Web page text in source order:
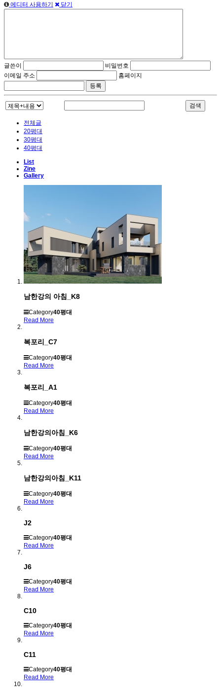
에디터 사용하기 닫기
글쓴이
비밀번호
이메일 주소
홈페이지
검색
전체글
20평대
30평대
40평대
List
Zine
Gallery
남한강의 아침_K8
Category40평대
Read More
복포리_C7
Category40평대
Read More
복포리_A1
Category40평대
Read More
남한강의아침_K6
Category40평대
Read More
남한강의아침_K11
Category40평대
Read More
J2
Category40평대
Read More
J6
Category40평대
Read More
C10
Category40평대
Read More
C11
Category40평대
Read More